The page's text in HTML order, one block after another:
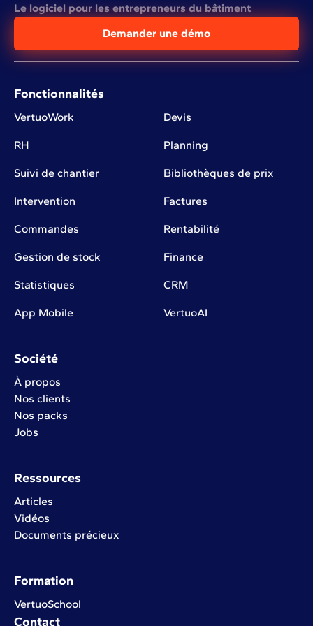
Le logiciel pour les entrepreneurs du bâtiment
Demander une démo
Fonctionnalités
VertuoWork Devis
RH Planning
Suivi de chantier Bibliothèques de prix
Intervention Factures
Commandes Rentabilité
Gestion de stock Finance
Statistiques CRM
App Mobile VertuoAI
Société
À propos
Nos clients
Nos packs
Jobs
Ressources
Articles
Vidéos
Documents précieux
Formation
VertuoSchool
Contact